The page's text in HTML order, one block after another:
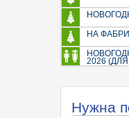
НА
2026
Нужна